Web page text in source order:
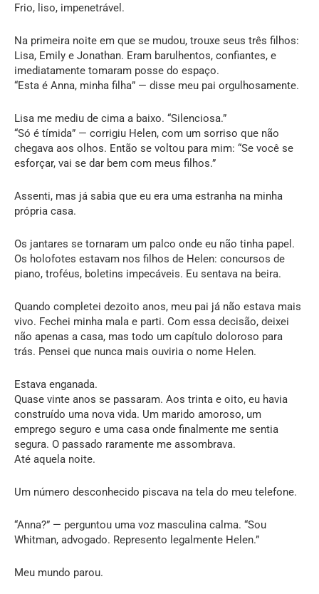
Frio, liso, impenetrável.
Na primeira noite em que se mudou, trouxe seus três filhos:
Lisa, Emily e Jonathan. Eram barulhentos, confiantes, e
imediatamente tomaram posse do espaço.
“Esta é Anna, minha filha” — disse meu pai orgulhosamente.
Lisa me mediu de cima a baixo. “Silenciosa.”
“Só é tímida” — corrigiu Helen, com um sorriso que não
chegava aos olhos. Então se voltou para mim: “Se você se
esforçar, vai se dar bem com meus filhos.”
Assenti, mas já sabia que eu era uma estranha na minha
própria casa.
Os jantares se tornaram um palco onde eu não tinha papel.
Os holofotes estavam nos filhos de Helen: concursos de
piano, troféus, boletins impecáveis. Eu sentava na beira.
Quando completei dezoito anos, meu pai já não estava mais
vivo. Fechei minha mala e parti. Com essa decisão, deixei
não apenas a casa, mas todo um capítulo doloroso para
trás. Pensei que nunca mais ouviria o nome Helen.
Estava enganada.
Quase vinte anos se passaram. Aos trinta e oito, eu havia
construído uma nova vida. Um marido amoroso, um
emprego seguro e uma casa onde finalmente me sentia
segura. O passado raramente me assombrava.
Até aquela noite.
Um número desconhecido piscava na tela do meu telefone.
“Anna?” — perguntou uma voz masculina calma. “Sou
Whitman, advogado. Represento legalmente Helen.”
Meu mundo parou.